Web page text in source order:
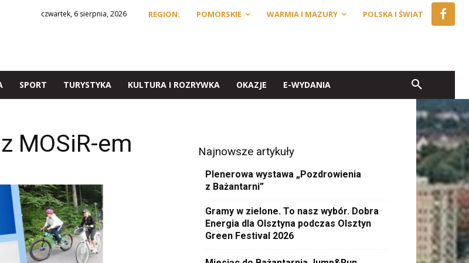
czwartek, 6 sierpnia, 2026 REGION: POMORSKIE WARMIA I MAZURY POLSKA I ŚWIAT
SPORT TURYSTYKA KULTURA I ROZRYWKA OKAZJE E-WYDANIA
MOSiR-em Najnowsze artykuły
Plenerowa wystawa „Pozdrowienia
z Bażantarni”
Gramy w zielone. To nasz wybór. Dobra
Energia dla Olsztyna podczas Olsztyn
Green Festival 2026